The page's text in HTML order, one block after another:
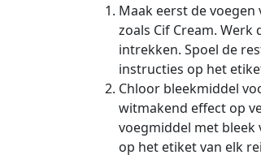
Maak eerst de
zoals Cif Cream. Werk
intrekken. Spoel de
instructies op het
Chloor bleekmiddel
witmakend effect op
voegmiddel met bleek
op het etiket van elk